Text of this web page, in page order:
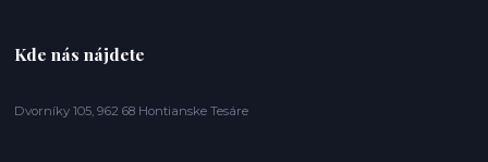
Kde nás nájdete
Dvorníky 105, 962 68 Hontianske Tesáre